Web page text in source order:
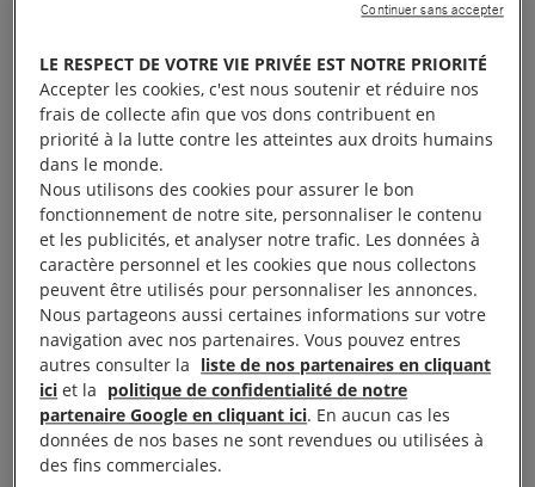
Des armes utilisées au
Yémen
Dans un cas, nous avons pu établir la traçabilité
d’un fragment de bombe (retrouvé sur le site d’une
frappe aérienne à Sanaa, qui a tué six enfants et
leurs parents en 2017) jusqu’à l’usine de fabrication
de Raytheon, en Arizona.
Lorsque nous avons demandé à Raytheon quelles
LE RESPECT DE VOTRE VIE PRIVÉE EST NOTRE PRIORITÉ
Accepter les cookies, c'est nous soutenir et réduire nos
frais de collecte afin que vos dons contribuent en
priorité à la lutte contre les atteintes aux droits humains
dans le monde.
Nous utilisons des cookies pour assurer le bon
fonctionnement de notre site, personnaliser le contenu
et les publicités, et analyser notre trafic. Les données à
caractère personnel et les cookies que nous collectons
peuvent être utilisés pour personnaliser les annonces.
Nous partageons aussi certaines informations sur votre
navigation avec nos partenaires. Vous pouvez entres
autres consulter la liste de nos partenaires en cliquant
ici et la politique de confidentialité de notre
partenaire Google en cliquant ici. En aucun cas les
données de nos bases ne sont revendues ou utilisées à
des fins commerciales.
Continuer sans accepter